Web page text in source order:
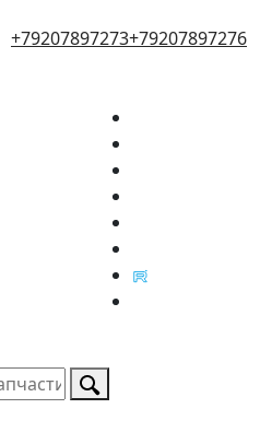
+79207897273+79207897276